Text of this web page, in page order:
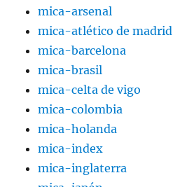
mica-arsenal
mica-atlético de madrid
mica-barcelona
mica-brasil
mica-celta de vigo
mica-colombia
mica-holanda
mica-index
mica-inglaterra